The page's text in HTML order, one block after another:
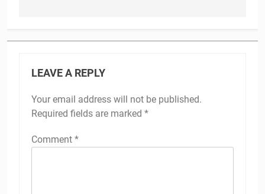
LEAVE A REPLY
Your email address will not be published.
Required fields are marked *
Comment *